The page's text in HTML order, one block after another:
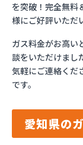
を突破！完全無料
様にご好評いただ
ガス料金がお高い
談をいただけまし
気軽にご連絡くだ
です。
愛知県の